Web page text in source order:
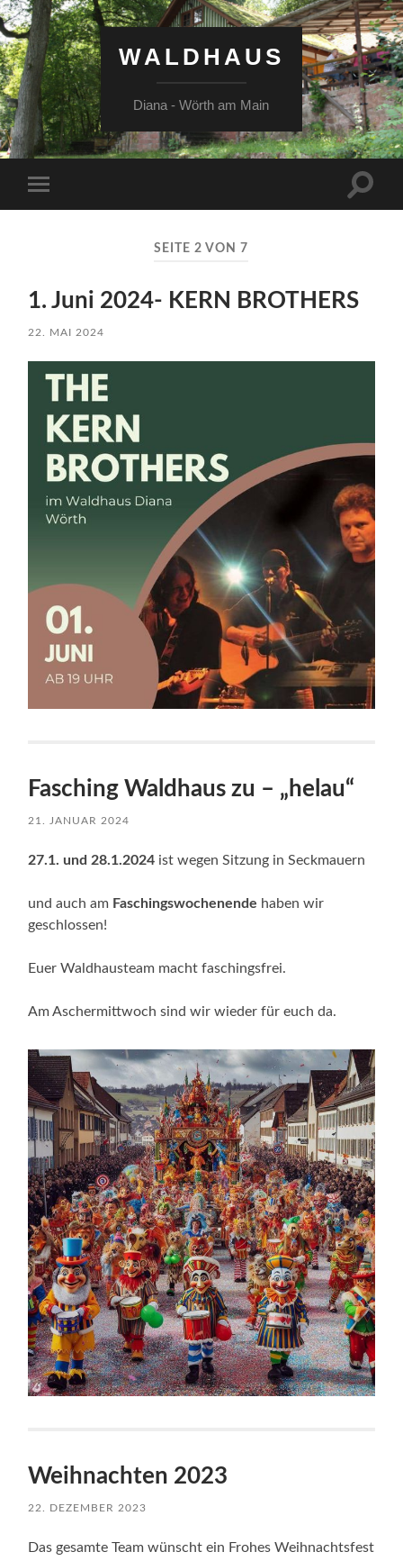
WALDHAUS
Diana - Wörth am Main
Menü
SEITE 2 VON 7
1. Juni 2024- KERN BROTHERS
22. MAI 2024
Fasching Waldhaus zu – „helau“
21. JANUAR 2024
27.1. und 28.1.2024 ist wegen Sitzung in Seckmauern
und auch am Faschingswochenende haben wir
geschlossen!
Euer Waldhausteam macht faschingsfrei.
Am Aschermittwoch sind wir wieder für euch da.
Weihnachten 2023
22. DEZEMBER 2023
Das gesamte Team wünscht ein Frohes Weihnachtsfest